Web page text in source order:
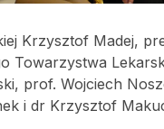
Krzysztof Madej,
prof. Wojciech
i dr Krzysztof